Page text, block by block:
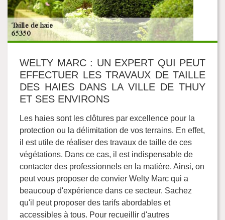
WELTY MARC : UN EXPERT QUI PEUT
EFFECTUER LES TRAVAUX DE TAILLE
DES HAIES DANS LA VILLE DE THUY
ET SES ENVIRONS
Les haies sont les clôtures par excellence pour la
protection ou la délimitation de vos terrains. En effet,
il est utile de réaliser des travaux de taille de ces
végétations. Dans ce cas, il est indispensable de
contacter des professionnels en la matière. Ainsi, on
peut vous proposer de convier Welty Marc qui a
beaucoup d'expérience dans ce secteur. Sachez
qu'il peut proposer des tarifs abordables et
accessibles à tous. Pour recueillir d'autres